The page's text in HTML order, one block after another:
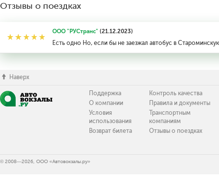
Отзывы о поездках
ООО "РУСтранс" (21.12.2023)
Есть одно Но, если бы не заезжал автобус в
Наверх
Поддержка
О компании
Условия
использования
Возврат билета
Контроль качества
Правила и документы
Транспортным
компаниям
Отзывы о поездках
© 2008—2026, ООО «Автовокзалы.ру»